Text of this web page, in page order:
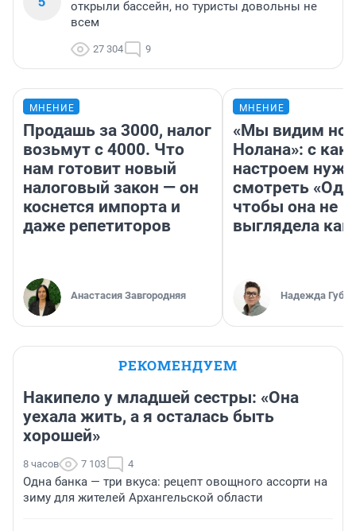
открыли бассейн, но туристы довольны не
всем
27 304 9
МНЕНИЕ
Продашь за 3000, налог
возьмут с 4000. Что
нам готовит новый
налоговый закон — он
коснется импорта и
даже репетиторов
Анастасия Завгородняя
МНЕНИЕ
«Мы видим
Нолана»: с
настроем
смотреть
чтобы она не
выглядела как
Надежда
РЕКОМЕНДУЕМ
Накипело у младшей сестры: «Она
уехала жить, а я осталась быть
хорошей»
8 часов 7 103 4
Одна банка — три вкуса: рецепт овощного ассорти на
зиму для жителей Архангельской области